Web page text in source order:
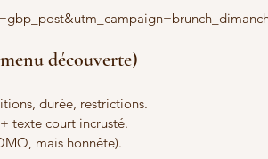
découverte)
durée, restrictions.
texte court incrusté.
mais honnête).